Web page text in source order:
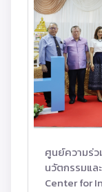
ศูนย์ความร่ว
นวัตกรรมแ
Center for